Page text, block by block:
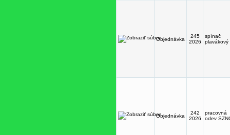
Objednávka
245
2026
spínač
plavákový
Objednávka
242
2026
pracovná
odev